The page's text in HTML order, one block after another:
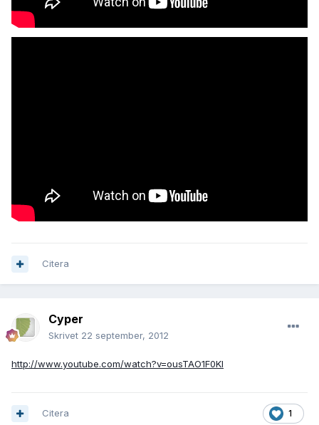
Citera
Cyper
Skrivet 22 september, 2012
http://www.youtube.com/watch?v=ousTAO1F0KI
1
Citera